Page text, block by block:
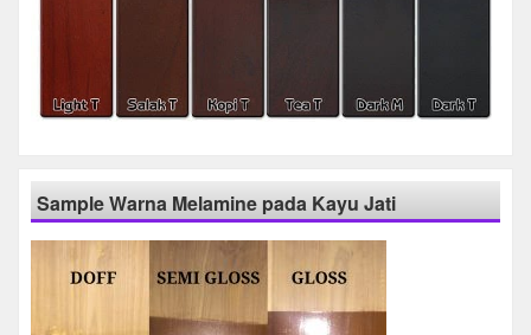
Sample Warna Melamine pada Kayu Jati